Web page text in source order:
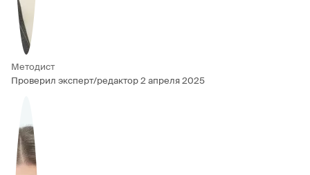
Методист
Проверил эксперт/редактор2 апреля 2025